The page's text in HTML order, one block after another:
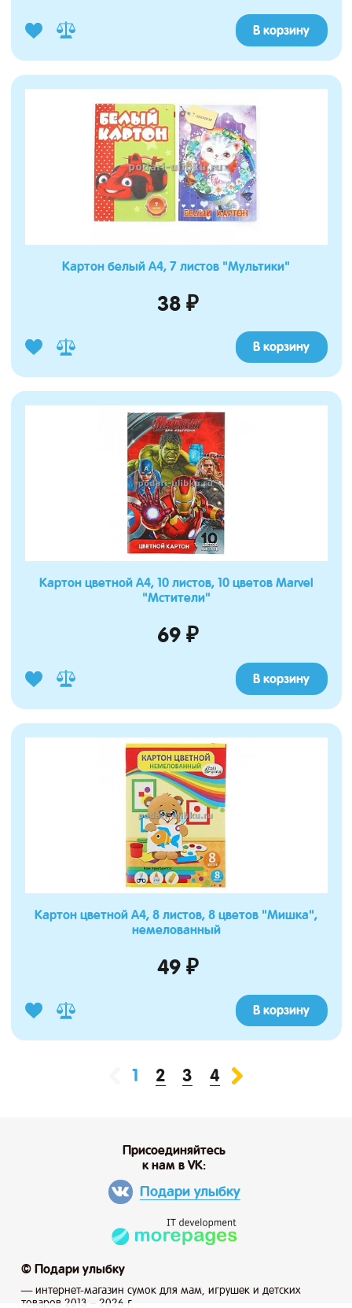
В корзину
Картон белый А4, 7 листов "Мультики"
38 ₽
В корзину
Картон цветной А4, 10 листов, 10 цветов Marvel
"Мстители"
69 ₽
В корзину
Картон цветной А4, 8 листов, 8 цветов "Мишка",
немелованный
49 ₽
В корзину
1 2 3 4
© Подари улыбку
— интернет-магазин сумок для мам, игрушек и детских
товаров 2013 – 2026 г.
Присоединяйтесь
к нам в VK:
Подари улыбку